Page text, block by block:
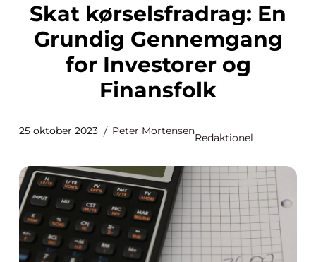
Skat kørselsfradrag: En
Grundig Gennemgang
for Investorer og
Finansfolk
25 oktober 2023 Peter Mortensen
Redaktionel